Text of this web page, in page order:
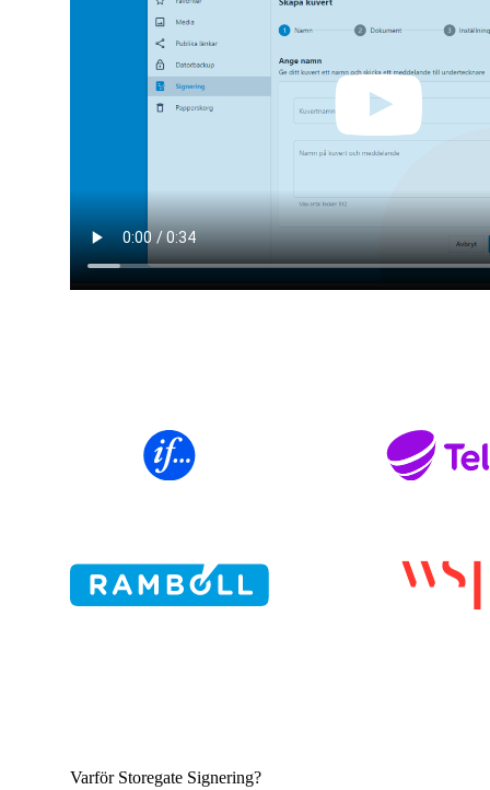
Varför Storegate Signering?